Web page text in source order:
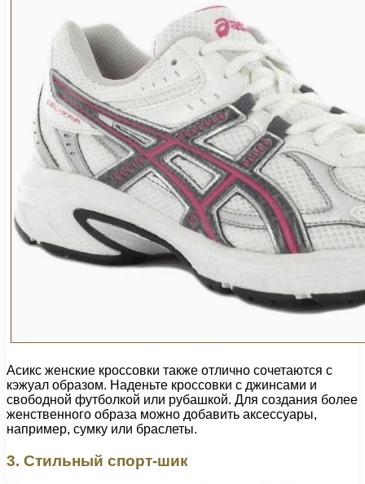
Асикс женские кроссовки также отлично сочетаются с
кэжуал образом. Наденьте кроссовки с джинсами и
свободной футболкой или рубашкой. Для создания более
женственного образа можно добавить аксессуары,
например, сумку или браслеты.
3. Стильный спорт-шик